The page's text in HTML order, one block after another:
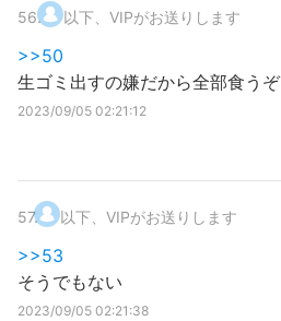
56. 以下、VIPがお送りします
>>50
生ゴミ出すの嫌だから全部食うぞ
2023/09/05 02:21:12
57. 以下、VIPがお送りします
>>53
そうでもない
2023/09/05 02:21:38